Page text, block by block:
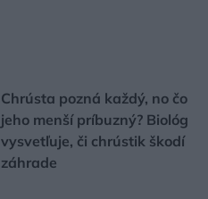
Chrústa pozná každý, no čo
jeho menší príbuzný? Biológ
vysvetľuje, či chrústik škodí
záhrade